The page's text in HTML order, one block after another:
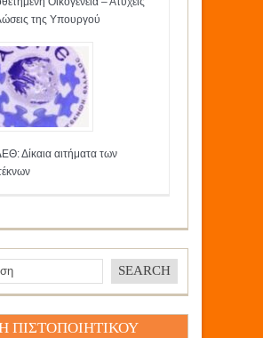
της Υπουργού
Δίκαια αιτήματα των
ΠΙΣΤΟΠΟΙΗΤΙΚΟΥ